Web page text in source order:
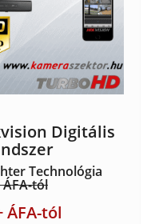
Digitális
Technológia
ÁFA-tól
ÁFA-tól